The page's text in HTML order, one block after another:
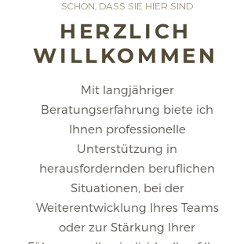
SCHÖN, DASS SIE HIER SIND
HERZLICH
WILLKOMMEN
Mit langjähriger
Beratungserfahrung biete ich
Ihnen professionelle
Unterstützung in
herausfordernden beruflichen
Situationen, bei der
Weiterentwicklung Ihres Teams
oder zur Stärkung Ihrer